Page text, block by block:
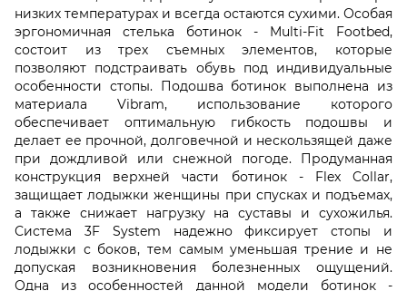
низких температурах и всегда остаются сухими. Особая
эргономичная стелька ботинок - Multi-Fit Footbed,
состоит из трех съемных элементов, которые
позволяют подстраивать обувь под индивидуальные
особенности стопы. Подошва ботинок выполнена из
материала Vibram, использование которого
обеспечивает оптимальную гибкость подошвы и
делает ее прочной, долговечной и нескользящей даже
при дождливой или снежной погоде. Продуманная
конструкция верхней части ботинок - Flex Collar,
защищает лодыжки женщины при спусках и подъемах,
а также снижает нагрузку на суставы и сухожилья.
Система 3F System надежно фиксирует стопы и
лодыжки с боков, тем самым уменьшая трение и не
допуская возникновения болезненных ощущений.
Одна из особенностей данной модели ботинок -